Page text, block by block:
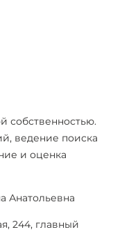
собственностью.
ведение поиска
и оценка
Анатольевна
244, главный